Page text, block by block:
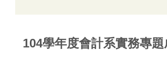
104學年度會計系實務專